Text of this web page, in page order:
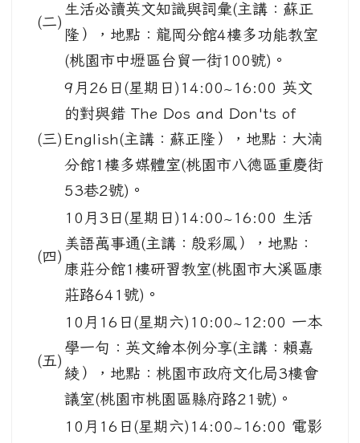
(二)
生活必讀英文知識與詞彙(主講：蘇正
隆），地點：龍岡分館4樓多功能教室
(桃園市中壢區台貿一街100號)。
(三)
9月26日(星期日)14:00~16:00 英文
的對與錯 The Dos and Don'ts of
English(主講：蘇正隆），地點：大湳
分館1樓多媒體室(桃園市八德區重慶街
53巷2號)。
(四)
10月3日(星期日)14:00~16:00 生活
美語萬事通(主講：殷彩鳳），地點：
康莊分館1樓研習教室(桃園市大溪區康
莊路641號)。
(五)
10月16日(星期六)10:00~12:00 一本
學一句：英文繪本例分享(主講：賴嘉
綾），地點：桃園市政府文化局3樓會
議室(桃園市桃園區縣府路21號)。
10月16日(星期六)14:00~16:00 電影